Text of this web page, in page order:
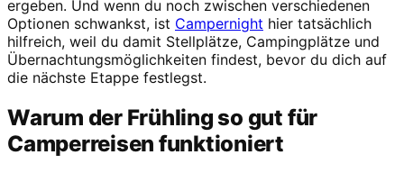
ergeben. Und wenn du noch zwischen verschiedenen
Optionen schwankst, ist Campernight hier tatsächlich
hilfreich, weil du damit Stellplätze, Campingplätze und
Übernachtungsmöglichkeiten findest, bevor du dich auf
die nächste Etappe festlegst.
Warum der Frühling so gut für
Camperreisen funktioniert